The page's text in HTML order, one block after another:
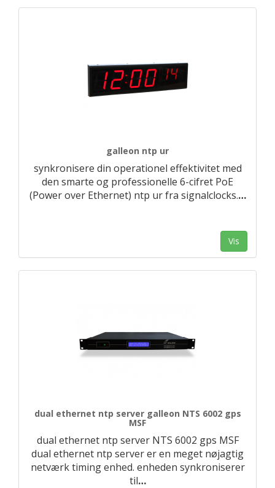
galleon ntp ur
synkronisere din operationel effektivitet med
den smarte og professionelle 6-cifret PoE
(Power over Ethernet) ntp ur fra signalclocks.…
Vis
dual ethernet ntp server galleon NTS 6002 gps
MSF
dual ethernet ntp server NTS 6002 gps MSF
dual ethernet ntp server er en meget nøjagtig
netværk timing enhed. enheden synkroniserer
til…